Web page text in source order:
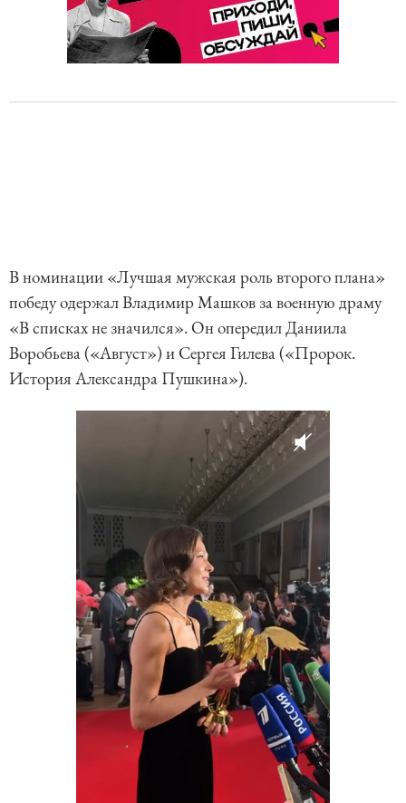
В номинации «Лучшая мужская роль второго плана»
победу одержал Владимир Машков за военную драму
«В списках не значился». Он опередил Даниила
Воробьева («Август») и Сергея Гилева («Пророк.
История Александра Пушкина»).